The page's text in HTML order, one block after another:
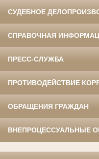
СУДЕБНОЕ
СПРАВОЧНАЯ
ПРЕСС-СЛУЖБА
ПРОТИВОДЕЙСТВИЕ
ОБРАЩЕНИЯ ГРАЖДАН
ВНЕПРОЦЕССУАЛЬНЫЕ